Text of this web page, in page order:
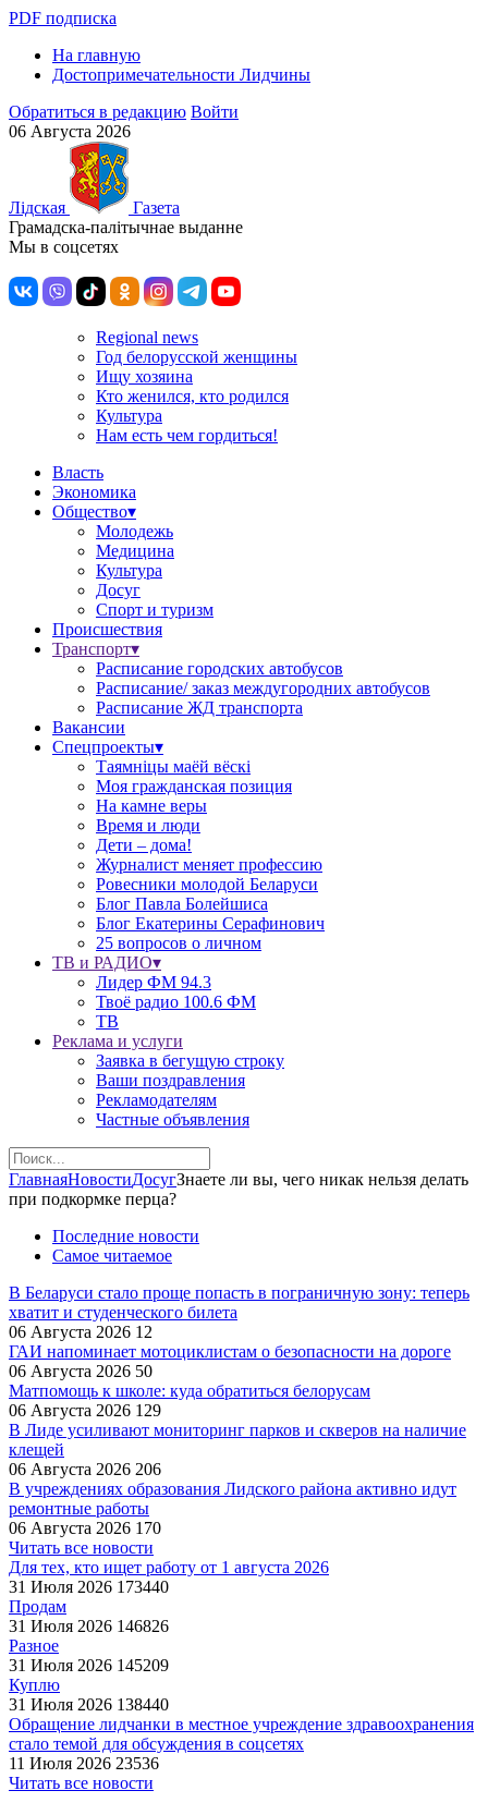
PDF подписка
На главную
Достопримечательности Лидчины
Обратиться в редакцию Войти
06 Августа 2026
Лiдская
Газета
Грамадска-палiтычнае выданне
Мы в соцсетях
Regional news
Год белорусской женщины
Ищу хозяина
Кто женился, кто родился
Культура
Нам есть чем гордиться!
Власть
Экономика
Общество▾
Молодежь
Медицина
Культура
Досуг
Спорт и туризм
Происшествия
Транспорт▾
Расписание городских автобусов
Расписание/ заказ междугородних автобусов
Расписание ЖД транспорта
Вакансии
Спецпроекты▾
Таямніцы маёй вёскі
Моя гражданская позиция
На камне веры
Время и люди
Дети – дома!
Журналист меняет профессию
Ровесники молодой Беларуси
Блог Павла Болейшиса
Блог Екатерины Серафинович
25 вопросов о личном
ТВ и РАДИО▾
Лидер ФМ 94.3
Твоё радио 100.6 ФМ
ТВ
Реклама и услуги
Заявка в бегущую строку
Ваши поздравления
Рекламодателям
Частные объявления
ГлавнаяНовостиДосугЗнаете ли вы, чего никак нельзя делать
при подкормке перца?
Последние новости
Самое читаемое
В Беларуси стало проще попасть в пограничную зону: теперь
хватит и студенческого билета
06 Августа 2026 12
ГАИ напоминает мотоциклистам о безопасности на дороге
06 Августа 2026 50
Матпомощь к школе: куда обратиться белорусам
06 Августа 2026 129
В Лиде усиливают мониторинг парков и скверов на наличие
клещей
06 Августа 2026 206
В учреждениях образования Лидского района активно идут
ремонтные работы
06 Августа 2026 170
Читать все новости
Для тех, кто ищет работу от 1 августа 2026
31 Июля 2026 173440
Продам
31 Июля 2026 146826
Разное
31 Июля 2026 145209
Куплю
31 Июля 2026 138440
Обращение лидчанки в местное учреждение здравоохранения
стало темой для обсуждения в соцсетях
11 Июля 2026 23536
Читать все новости